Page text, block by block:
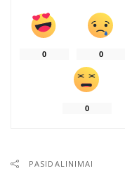
0 0
0
PASIDALINIMAI